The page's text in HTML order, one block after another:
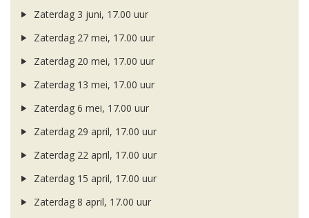
Zaterdag 3 juni, 17.00 uur
Zaterdag 27 mei, 17.00 uur
Zaterdag 20 mei, 17.00 uur
Zaterdag 13 mei, 17.00 uur
Zaterdag 6 mei, 17.00 uur
Zaterdag 29 april, 17.00 uur
Zaterdag 22 april, 17.00 uur
Zaterdag 15 april, 17.00 uur
Zaterdag 8 april, 17.00 uur